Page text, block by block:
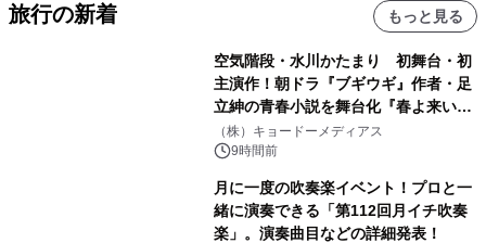
旅行の新着 もっと見る
空気階段・水川かたまり 初舞台・初
主演作！朝ドラ『ブギウギ』作者・足
立紳の青春小説を舞台化『春よ来い、
マジで来い』キービジュアル解禁！
（株）キョードーメディアス
9時間前
月に一度の吹奏楽イベント！プロと一
緒に演奏できる「第112回月イチ吹奏
楽」。演奏曲目などの詳細発表！